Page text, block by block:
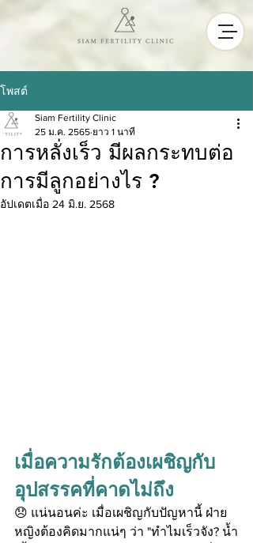
โพสต์
การหลั่งเร็ว มีผลกระทบต่อ
การมีลูกอย่างไร ?
Siam Fertility Clinic
25 ม.ค. 2565 ยาว 1 นาที
อัปเดตเมื่อ 24 มิ.ย. 2568
เมื่อความรักต้องเผชิญกับ
อุปสรรคที่คาดไม่ถึง
😞 แน่นอนค่ะ เมื่อเผชิญกับปัญหานี้ ฝ่าย
หญิงต้องคิดมากแน่ๆ ว่า "ทำไมเร็วจัง? น้ำ